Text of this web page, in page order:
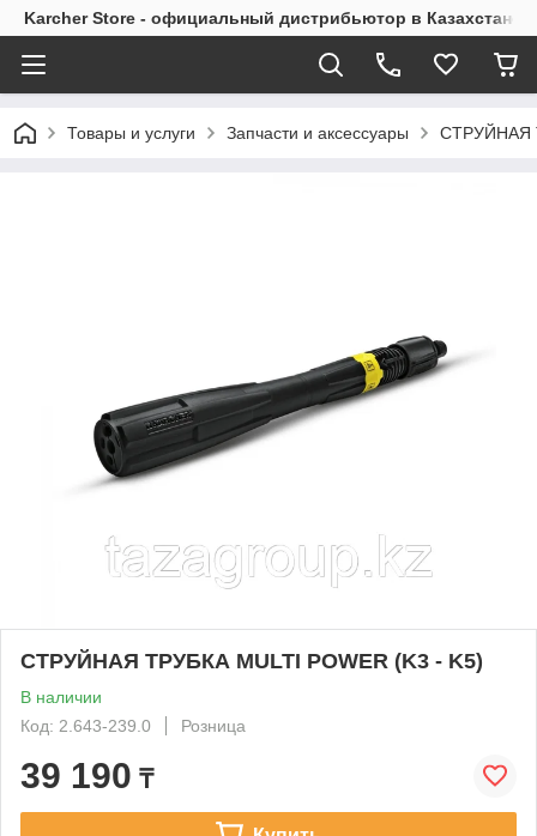
Karcher Store - официальный дистрибьютор в Казахстане
Товары и услуги Запчасти и аксессуары СТРУЙНАЯ
СТРУЙНАЯ ТРУБКА MULTI POWER (K3 - K5)
В наличии
Код: 2.643-239.0
Розница
39 190 ₸